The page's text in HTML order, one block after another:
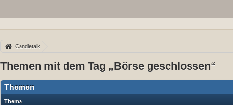
Candletalk
Themen mit dem Tag „Börse geschlossen“
Themen
Thema